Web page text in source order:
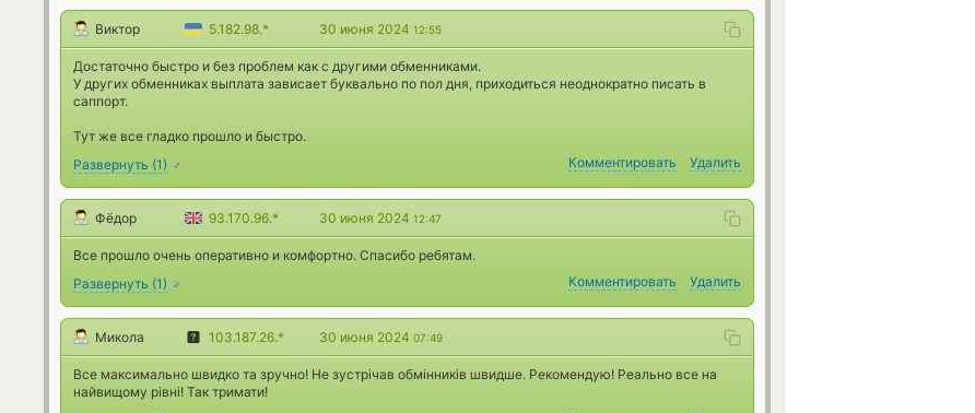
Виктор 5.182.98.* 30 июня 2024 12:55
Достаточно быстро и без проблем как с другими обменниками.
У других обменниках выплата зависает буквально по пол дня, приходиться неоднократно писать в
саппорт.
Тут же все гладко прошло и быстро.
Развернуть (1) Комментировать Удалить
Фёдор 93.170.96.* 30 июня 2024 12:47
Все прошло очень оперативно и комфортно. Спасибо ребятам.
Развернуть (1) Комментировать Удалить
Микола 103.187.26.* 30 июня 2024 07:49
Все максимально швидко та зручно! Не зустрічав обмінників швидше. Рекомендую! Реально все на
найвищому рівні! Так тримати!